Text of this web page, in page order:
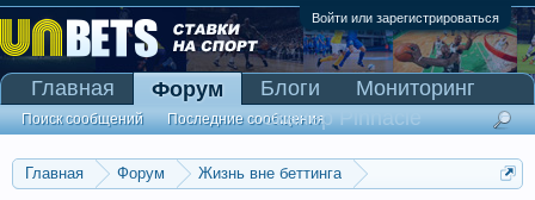
Войти или зарегистрироваться
Главная Форум
Жизнь вне беттинга
Главная Форум
Поиск сообщений Последние сообщения
Блоги
Мониторинг
Сканер Pinnacle